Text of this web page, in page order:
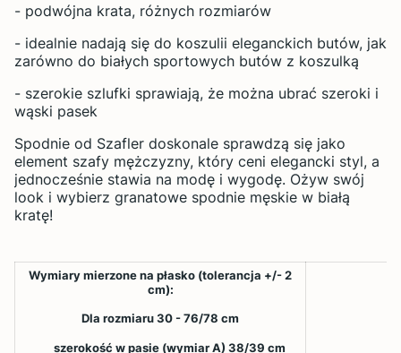
- podwójna krata, różnych rozmiarów
- idealnie nadają się do koszulii eleganckich butów, jak
zarówno do białych sportowych butów z koszulką
- szerokie szlufki sprawiają, że można ubrać szeroki i
wąski pasek
Spodnie od Szafler doskonale sprawdzą się jako
element szafy mężczyzny, który ceni elegancki styl, a
jednocześnie stawia na modę i wygodę. Ożyw swój
look i wybierz granatowe spodnie męskie w białą
kratę!
Wymiary mierzone na płasko (tolerancja +/- 2
cm):
Dla rozmiaru 30 - 76/78 cm
szerokość w pasie (wymiar A) 38/39 cm